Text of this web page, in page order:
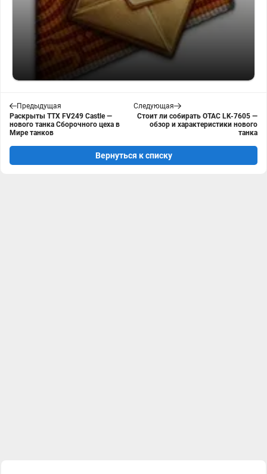
Предыдущая
Раскрыты ТТХ FV249 Castle —
нового танка Сборочного цеха в
Мире танков
Следующая
Стоит ли собирать OTAC LK-7605 —
обзор и характеристики нового
танка
Вернуться к списку